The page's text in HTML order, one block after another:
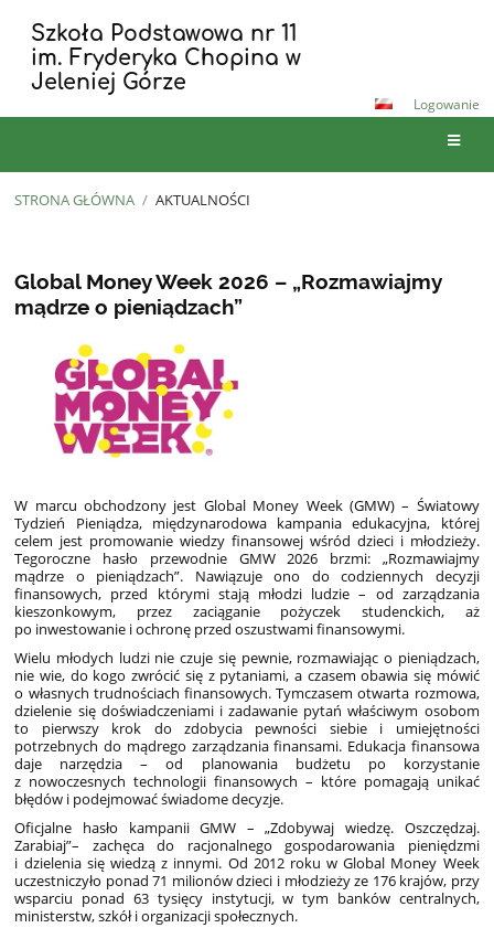
Szkoła Podstawowa nr 11
im. Fryderyka Chopina w
Jeleniej Górze
Logowanie
STRONA GŁÓWNA / AKTUALNOŚCI
Global Money Week 2026 – „Rozmawiajmy
mądrze o pieniądzach”
W marcu obchodzony jest Global Money Week (GMW) – Światowy
Tydzień Pieniądza, międzynarodowa kampania edukacyjna, której
celem jest promowanie wiedzy finansowej wśród dzieci i młodzieży.
Tegoroczne hasło przewodnie GMW 2026 brzmi: „Rozmawiajmy
mądrze o pieniądzach”. Nawiązuje ono do codziennych decyzji
finansowych, przed którymi stają młodzi ludzie – od zarządzania
kieszonkowym, przez zaciąganie pożyczek studenckich, aż
po inwestowanie i ochronę przed oszustwami finansowymi.
Wielu młodych ludzi nie czuje się pewnie, rozmawiając o pieniądzach,
nie wie, do kogo zwrócić się z pytaniami, a czasem obawia się mówić
o własnych trudnościach finansowych. Tymczasem otwarta rozmowa,
dzielenie się doświadczeniami i zadawanie pytań właściwym osobom
to pierwszy krok do zdobycia pewności siebie i umiejętności
potrzebnych do mądrego zarządzania finansami. Edukacja finansowa
daje narzędzia – od planowania budżetu po korzystanie
z nowoczesnych technologii finansowych – które pomagają unikać
błędów i podejmować świadome decyzje.
Oficjalne hasło kampanii GMW – „Zdobywaj wiedzę. Oszczędzaj.
Zarabiaj”– zachęca do racjonalnego gospodarowania pieniędzmi
i dzielenia się wiedzą z innymi. Od 2012 roku w Global Money Week
uczestniczyło ponad 71 milionów dzieci i młodzieży ze 176 krajów, przy
wsparciu ponad 63 tysięcy instytucji, w tym banków centralnych,
ministerstw, szkół i organizacji społecznych.